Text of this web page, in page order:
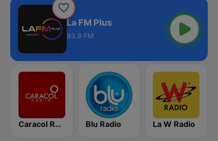
La FM Plus
93.9 FM
Caracol Radio Blu Radio La W Radio